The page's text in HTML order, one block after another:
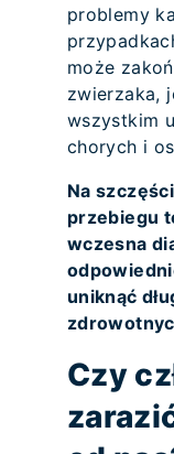
problemy
może
zwierzaka,
wszystkim
chorych i
Na
przebiegu
wczesna
uniknąć
Czy